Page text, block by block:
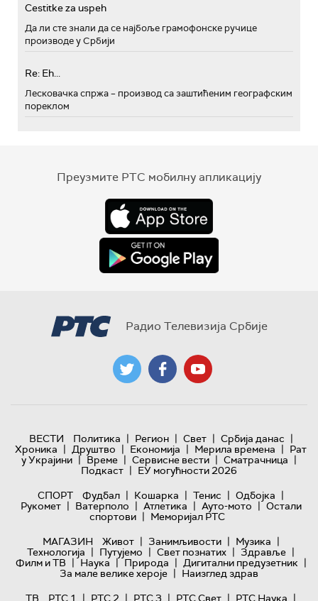
Cestitke za uspeh
Да ли сте знали да се најбоље грамофонске ручице
производе у Србији
Re: Eh...
Лесковачка спржа – производ са заштићеним географским
пореклом
Преузмите РТС мобилну апликацију
Радио Телевизија Србије
ВЕСТИ Политика | Регион | Свет | Србија данас |
Хроника | Друштво | Економија | Мерила времена | Рат
у Украјини | Време | Сервисне вести | Сматрачница |
Подкаст | ЕУ могућности 2026
СПОРТ
Фудбал | Кошарка | Тенис | Одбојка |
Рукомет | Ватерполо | Атлетика | Ауто-мото | Остали
спортови | Меморијал РТС
МАГАЗИН
Живот | Занимљивости | Музика |
Технологијa | Путујемо | Свет познатих | Здравље |
Филм и ТВ | Наука | Природа | Дигитални предузетник |
За мале велике хероје | Наизглед здрав
ТВ
РТС 1 | РТС 2 | РТС 3 | РТС Свет | РТС Наука |